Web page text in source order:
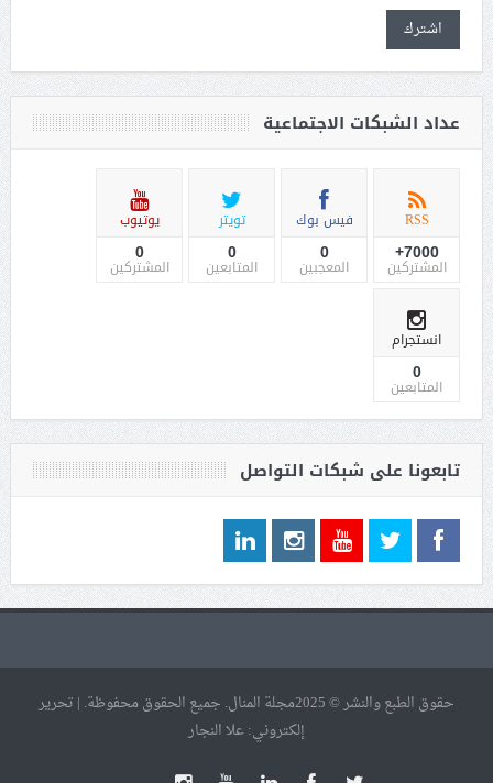
اشترك
عداد الشبكات الاجتماعية
RSS
7000+
المشتركين
فيس بوك
0
المعجبين
تويتر
0
المتابعين
يوتيوب
0
المشتركين
انستجرام
0
المتابعين
تابعونا على شبكات التواصل
حقوق الطبع والنشر © 2025مجلة المنال. جميع الحقوق محفوظة. | تحرير
إلكتروني: علا النجار